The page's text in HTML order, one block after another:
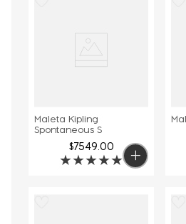
Maleta Kipling
Spontaneous S
$7549.00
★★★★★